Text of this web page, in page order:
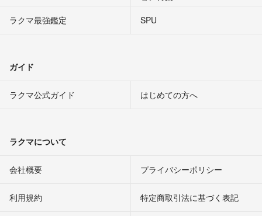
ラクマ最強鑑定
SPU
ガイド
ラクマ公式ガイド はじめての方へ
ラクマについて
会社概要 プライバシーポリシー
利用規約 特定商取引法に基づく表記